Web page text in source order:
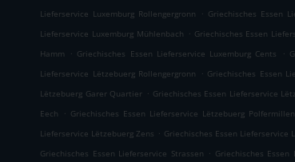
Lieferservice Luxemburg Rollengergronn
. Griechisches Essen
Lieferservice Luxemburg Mühlenbach . Griechisches Essen
Hamm
. Griechisches Essen Lieferservice Luxemburg Cents .
Lieferservice Lëtzebuerg Rollengergronn
. Griechisches Essen
Lëtzebuerg Garer Quartier . Griechisches Essen Lieferservice
Eech
. Griechisches Essen Lieferservice Lëtzebuerg Polfermillen
Lieferservice Lëtzebuerg Zens . Griechisches Essen Lieferservice
Griechisches Essen Lieferservice Strassen . Griechisches Essen